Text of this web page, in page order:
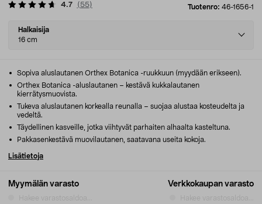
Tuotenro: 46-1656-1
4.7 ( 55)
Select
variant
Halkaisija
16 cm
Myymälän varasto Verkkokaupan varasto
Sopiva aluslautanen Orthex Botanica -ruukkuun (myydään erikseen).
Orthex Botanica -aluslautanen – kestävä kukkalautanen
kierrätysmuovista.
Tukeva aluslautanen korkealla reunalla – suojaa alustaa kosteudelta ja
vedeltä.
Täydellinen kasveille, jotka viihtyvät parhaiten alhaalta kasteltuna.
Pakkasenkestävä muovilautanen, saatavana useita kokoja.
Lisätietoja